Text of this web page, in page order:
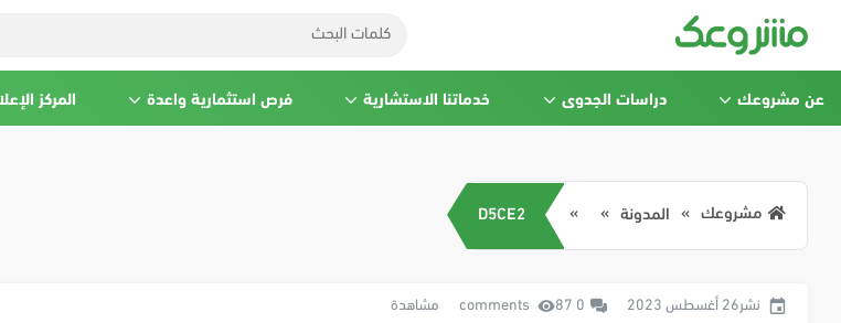
عن مشروعك دراسات الجدوى خدماتنا الاستشارية فرص استثمارية واعدة المركز
مشروعك المدونة D5CE2
نشر26 أغسطس 2023 0 comments 87 مشاهدة